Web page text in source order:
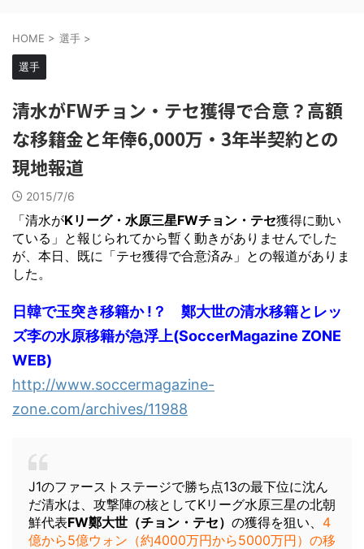
HOME > 選手 >
選手
清水がFWチョン・テセ獲得で合意？高額
な移籍金と年俸6,000万・3年半契約との
現地報道
2015/7/6
「清水がKリーグ・水原三星FWチョン・テセ獲得に動い
ている」と報じられてから暫く動きがありませんでした
が、本日、既に「テセ獲得で合意済み」との報道がありま
した。
日韓で玉突き移籍か !？ 鄭大世の清水移籍とレッ
ズ李の水原移籍が急浮上(SoccerMagazine ZONE
WEB)
http://www.soccermagazine-
zone.com/archives/11988
J1のファーストステージで勝ち点13の最下位に沈ん
だ清水は、攻撃陣の核としてKリーグ水原三星の北朝
鮮代表FW鄭大世（チョン・テセ） の獲得を狙い、 4
億から5億ウォン（約4000万円から5000万円）の移